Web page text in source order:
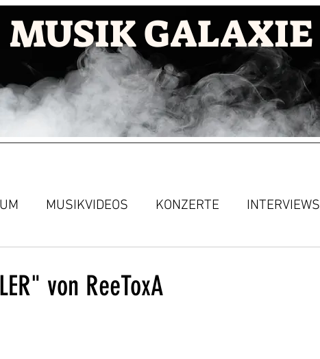
MUSIK GALAXIE
MUSIKVIDEOS KONZERTE INTERVIEWS
von ReeToxA